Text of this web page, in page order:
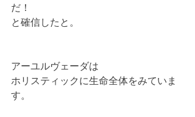
だ！
と確信したと。
アーユルヴェーダは
ホリスティックに生命全体をみていま
す。